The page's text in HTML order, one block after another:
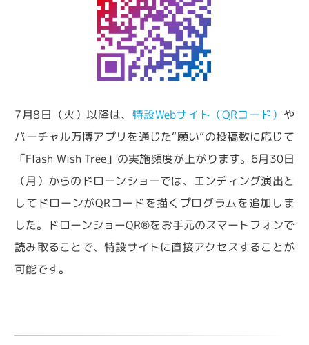
7月8日（火）以降は、 特設Webサイト（QRコード） や
バーチャル万博アプリを通じた“願い”の投稿数に応じて
「Flash Wish Tree」の実施頻度が上がります。6月30日
（月）からのドローンショーでは、エンディング演出と
してドローンがQRコードを描くプログラムを追加しま
した。ドローンショーQR®をお手元のスマートフォンで
読み取ることで、特設サイトに直接アクセスすることが
可能です。